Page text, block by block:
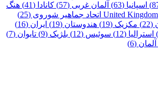
اسپانیا (63) آلمان غربی (57) کانادا (41)
هنگ
United اتحاد جماهیر شوروی (25)
مکزیک (19) هندوستان (19)
ایران (16)
استرالیا (12) سوئیس (12) بلژیک (9)
تایوان (7)